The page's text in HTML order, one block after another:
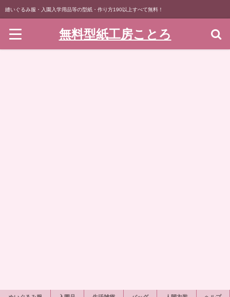
縫いぐるみ服・入園入学用品等の型紙・作り方190以上すべて無料！
無料型紙工房ことろ